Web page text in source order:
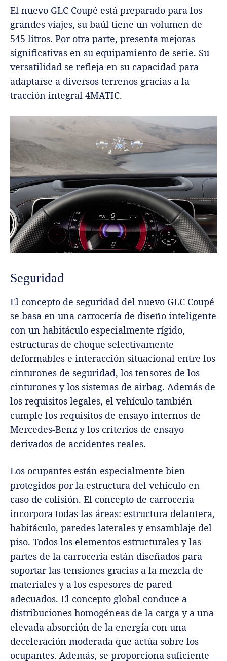
El nuevo GLC Coupé está preparado para los
grandes viajes, su baúl tiene un volumen de
545 litros. Por otra parte, presenta mejoras
significativas en su equipamiento de serie. Su
versatilidad se refleja en su capacidad para
adaptarse a diversos terrenos gracias a la
tracción integral 4MATIC.
Seguridad
El concepto de seguridad del nuevo GLC Coupé
se basa en una carrocería de diseño inteligente
con un habitáculo especialmente rígido,
estructuras de choque selectivamente
deformables e interacción situacional entre los
cinturones de seguridad, los tensores de los
cinturones y los sistemas de airbag. Además de
los requisitos legales, el vehículo también
cumple los requisitos de ensayo internos de
Mercedes-Benz y los criterios de ensayo
derivados de accidentes reales.
Los ocupantes están especialmente bien
protegidos por la estructura del vehículo en
caso de colisión. El concepto de carrocería
incorpora todas las áreas: estructura delantera,
habitáculo, paredes laterales y ensamblaje del
piso. Todos los elementos estructurales y las
partes de la carrocería están diseñados para
soportar las tensiones gracias a la mezcla de
materiales y a los espesores de pared
adecuados. El concepto global conduce a
distribuciones homogéneas de la carga y a una
elevada absorción de la energía con una
deceleración moderada que actúa sobre los
ocupantes. Además, se proporciona suficiente